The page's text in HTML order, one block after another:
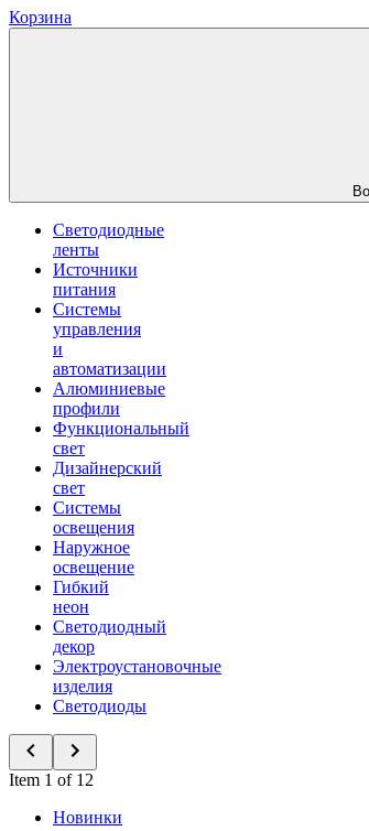
Корзина
Светодиодные
ленты
Источники
питания
Системы
управления
и
автоматизации
Алюминиевые
профили
Функциональный
свет
Дизайнерский
свет
Системы
освещения
Наружное
освещение
Гибкий
неон
Светодиодный
декор
Электроустановочные
изделия
Светодиоды
Item 1 of 12
Новинки